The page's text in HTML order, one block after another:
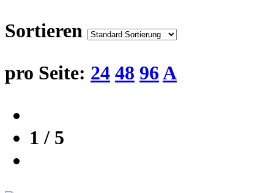
Sortieren
pro Seite: 24 48 96A
1 / 5